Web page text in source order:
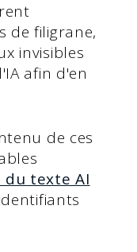
de filigrane,
invisibles
afin d'en
de ces
texte AI